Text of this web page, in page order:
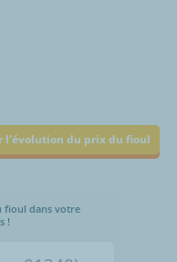
l'évolution du prix du fioul
fioul dans votre
!